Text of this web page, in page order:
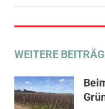
Beitrag:
WEITERE